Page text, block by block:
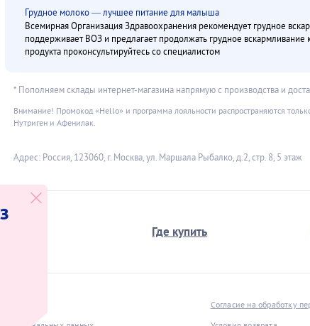
Грудное молоко — лучшее питание для малыша
Всемирная Организация Здравоохранения рекомендует грудное
поддерживает ВОЗ и предлагает продолжать грудное
продукта проконсультируйтесь со специалистом
* Пополняем склады интернет-магазина напрямую с производства и
Внимание! Промокод «Hello» и программа лояльности распространяются
Нутриген и Афенилак.
Адрес: Россия, 123060, г. Москва, ул. Маршала Рыбалко, д.2, стр. 8, 5 этаж
Где купить
Согласие на обработку